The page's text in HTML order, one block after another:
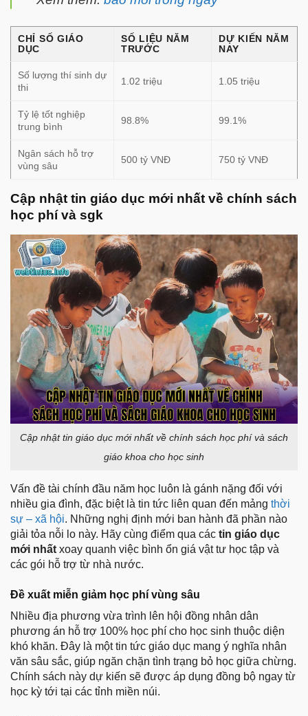
CHỈ SỐ GIÁO
DỤC
SỐ LIỆU NĂM
TRƯỚC
DỰ KIẾN NĂM
NAY
Số lượng thí sinh dự
thi
1.02 triệu 1.05 triệu
Tỷ lệ tốt nghiệp
trung bình
98.8% 99.1%
Ngân sách hỗ trợ
vùng sâu
500 tỷ VNĐ 750 tỷ VNĐ
Cập nhật tin giáo dục mới nhất về chính sách
học phí và sgk
Cập nhật tin giáo dục mới nhất về chính sách học phí và sách
giáo khoa cho học sinh
Vấn đề tài chính đầu năm học luôn là gánh nặng đối với
nhiều gia đình, đặc biệt là tin tức liên quan đến mảng thời
sự – xã hội. Những nghị định mới ban hành đã phần nào
giải tỏa nỗi lo này. Hãy cùng điểm qua các tin giáo dục
mới nhất xoay quanh việc bình ổn giá vật tư học tập và
các gói hỗ trợ từ nhà nước.
Đề xuất miễn giảm học phí vùng sâu
Nhiều địa phương vừa trình lên hội đồng nhân dân
phương án hỗ trợ 100% học phí cho học sinh thuộc diện
khó khăn. Đây là một tin tức giáo dục mang ý nghĩa nhân
văn sâu sắc, giúp ngăn chặn tình trạng bỏ học giữa chừng.
Chính sách này dự kiến sẽ được áp dụng đồng bộ ngay từ
học kỳ tới tại các tỉnh miền núi.